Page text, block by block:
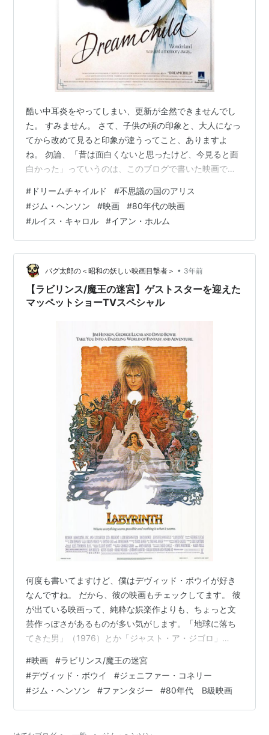
酷い中耳炎をやってしまい、更新が全然できませんでし
た。 すみません。 さて、子供の頃の印象と、大人になっ
てから改めて見ると印象が違うってこと、ありますよ
ね。 勿論、「昔は面白くないと思ったけど、今見ると面
白かった」っていうのは、このブログで書いた映画でも
なかったけど、今見るとなるほど、と思った」っていう
のもあります。 ショーン・コネリー主演の「シークレッ
トレンズ」（1982）はその典型例です。 ただし、「面白
くない」っていう印象は今も昔も変わらなかったのです
が・・・ pagutaro-yokohama55.hatenablog.com さ
て、…
# ドリームチャイルド #不思議の国のアリス
#ジム・ヘンソン #映画 #80年代の映画
#ルイス・キャロル #イアン・ホルム
パグ太郎の＜昭和の妖しい映画目撃者＞ • 3年前
【ラビリンス/魔王の迷宮】ゲストスターを迎えた
マッペットショーTVスペシャル
何度も書いてますけど、僕はデヴィッド・ボウイが好き
なんですね。 だから、彼の映画もチェックしてます。 彼
が出ている映画って、純粋な娯楽作よりも、ちょっと文
芸作っぽさがあるものが多い気がします。「地球に落ち
てきた男」（1976）とか「ジャスト・ア・ジゴロ」
ガー」（1983）。 そんな中で異彩を放ってるのが「ラビ
リンス/魔王の迷宮」（1986）。 デヴィッド・ボウイが
魔王を演じるファンタジー映画。 気になりますが、見た
いような、見たくないよいな。 意を決して、見てみるこ
#映画 #ラビリンス/魔王の迷宮
#デヴィッド・ボウイ #ジェニファー・コネリー
#ジム・ヘンソン #ファンタジー #80年代 B級映画